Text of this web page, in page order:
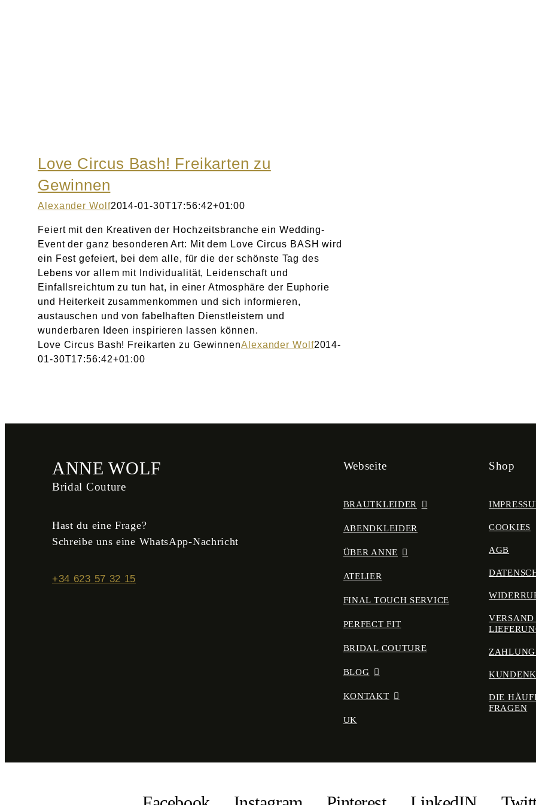
Love Circus Bash! Freikarten zu
Gewinnen
Alexander Wolf2014-01-30T17:56:42+01:00
Feiert mit den Kreativen der Hochzeitsbranche ein Wedding-
Event der ganz besonderen Art: Mit dem Love Circus BASH wird
ein Fest gefeiert, bei dem alle, für die der schönste Tag des
Lebens vor allem mit Individualität, Leidenschaft und
Einfallsreichtum zu tun hat, in einer Atmosphäre der Euphorie
und Heiterkeit zusammenkommen und sich informieren,
austauschen und von fabelhaften Dienstleistern und
wunderbaren Ideen inspirieren lassen können.
Love Circus Bash! Freikarten zu GewinnenAlexander Wolf2014-
01-30T17:56:42+01:00
ANNE WOLF
Bridal Couture
Hast du eine Frage?
Schreibe uns eine WhatsApp-Nachricht
+34 623 57 32 15
Webseite
BRAUTKLEIDER
ABENDKLEIDER
ÜBER ANNE
ATELIER
FINAL TOUCH SERVICE
PERFECT FIT
BRIDAL COUTURE
BLOG
KONTAKT
UK
Shop
COOKIES
AGB
DIE
FRAGEN